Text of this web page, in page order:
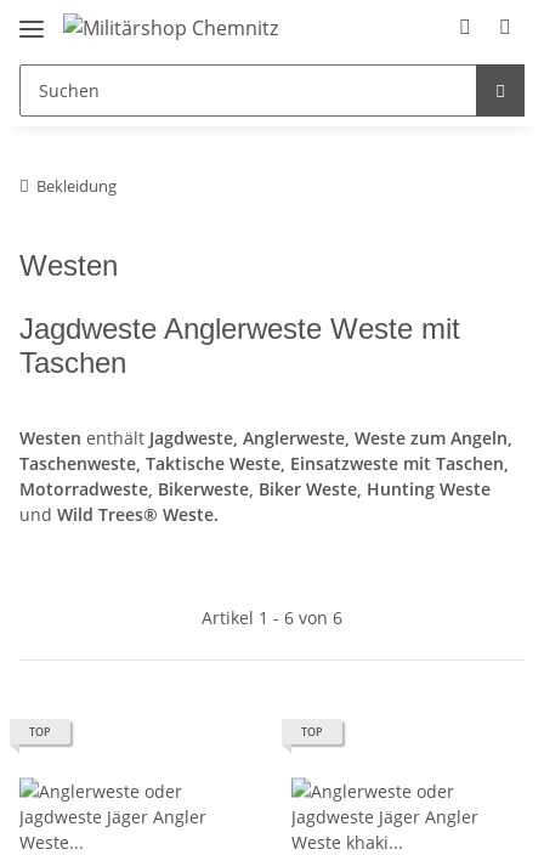
Bekleidung
Westen
Jagdweste Anglerweste Weste mit
Taschen
Westen enthält Jagdweste, Anglerweste, Weste zum Angeln,
Taschenweste, Taktische Weste, Einsatzweste mit Taschen,
Motorradweste, Bikerweste, Biker Weste, Hunting Weste
und Wild Trees® Weste.
Artikel 1 - 6 von 6
TOP TOP